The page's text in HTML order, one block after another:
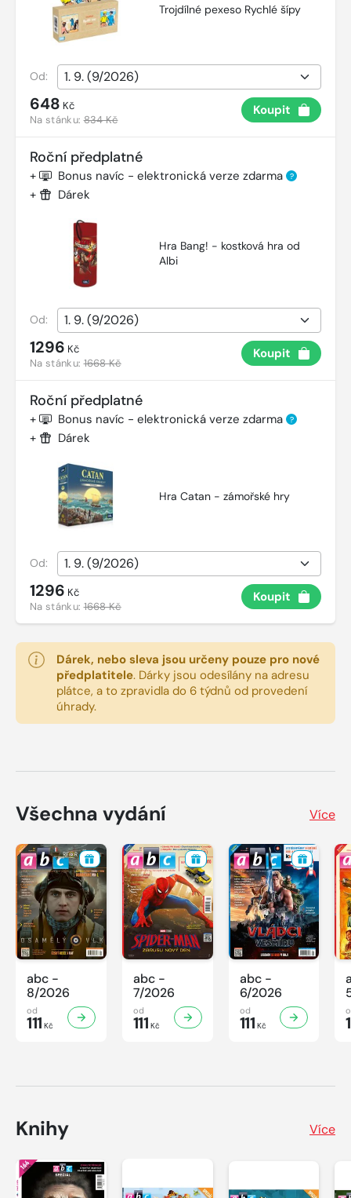
Trojdílné pexeso Rychlé šípy
Od:
648 Kč
Na stánku:834 Kč
Koupit
Roční předplatné
+ Bonus navíc - elektronická verze zdarma ?
+ Dárek
Hra Bang! - kostková hra od
Albi
Od:
1296 Kč
Na stánku:1668 Kč
Koupit
Roční předplatné
+ Bonus navíc - elektronická verze zdarma ?
+ Dárek
Hra Catan - zámořské hry
Od:
1296 Kč
Na stánku:1668 Kč
Koupit
Dárek, nebo sleva jsou určeny pouze pro nové
předplatitele. Dárky jsou odesílány na adresu
plátce, a to zpravidla do 6 týdnů od provedení
úhrady.
Všechna vydání Více
abc -
8/2026
od
111 Kč
abc -
7/2026
od
111 Kč
abc -
6/2026
od
111 Kč
Knihy Více